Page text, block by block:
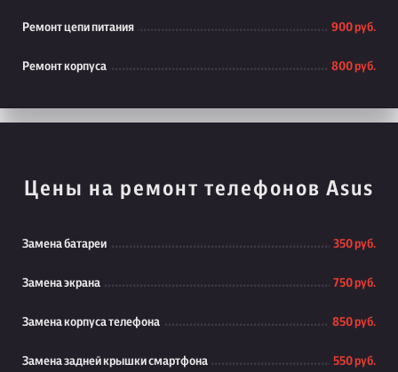
Ремонт цепи питания 900 руб.
Ремонт корпуса 800 руб.
Цены на ремонт телефонов Asus
Замена батареи 350 руб.
Замена экрана 750 руб.
Замена корпуса телефона 850 руб.
Замена задней крышки смартфона 550 руб.